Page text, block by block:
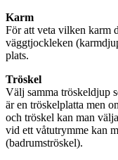
Karm
För att veta vilken karm
väggtjockleken
plats.
Tröskel
Välj samma tröskeldjup
är en tröskelplatta men
och tröskel kan man
vid ett våtutrymme kan
(badrumströskel).